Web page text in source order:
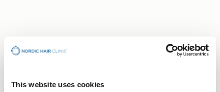
This website uses cookies